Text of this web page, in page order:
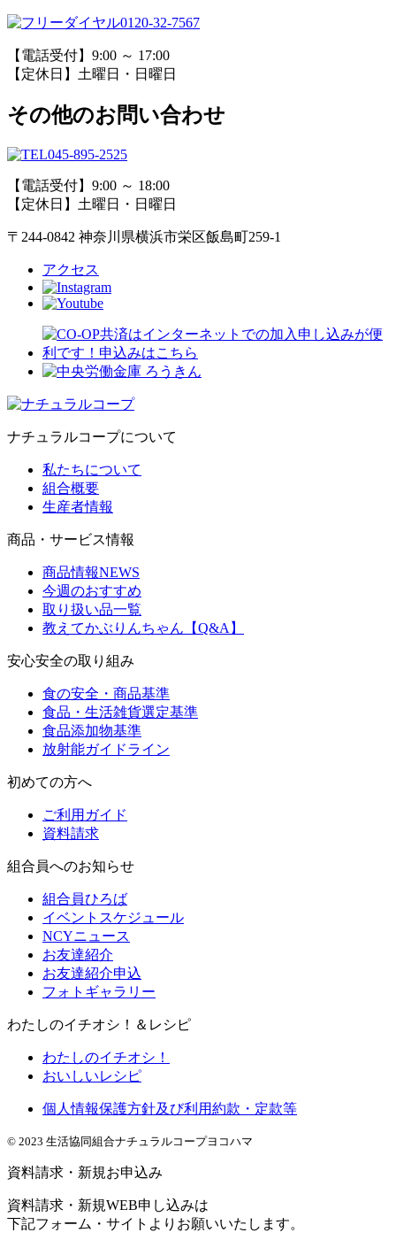
0120-32-7567
【電話受付】9:00 ～ 17:00
【定休日】土曜日・日曜日
その他のお問い合わせ
045-895-2525
【電話受付】9:00 ～ 18:00
【定休日】土曜日・日曜日
〒244-0842 神奈川県横浜市栄区飯島町259-1
アクセス
ナチュラルコープについて
私たちについて
組合概要
生産者情報
商品・サービス情報
商品情報NEWS
今週のおすすめ
取り扱い品一覧
教えてかぶりんちゃん【Q&A】
安心安全の取り組み
食の安全・商品基準
食品・生活雑貨選定基準
食品添加物基準
放射能ガイドライン
初めての方へ
ご利用ガイド
資料請求
組合員へのお知らせ
組合員ひろば
イベントスケジュール
NCYニュース
お友達紹介
お友達紹介申込
フォトギャラリー
わたしのイチオシ！＆レシピ
わたしのイチオシ！
おいしいレシピ
個人情報保護方針及び利用約款・定款等
© 2023 生活協同組合ナチュラルコープヨコハマ
資料請求・新規お申込み
資料請求・新規WEB申し込みは
下記フォーム・サイトよりお願いいたします。